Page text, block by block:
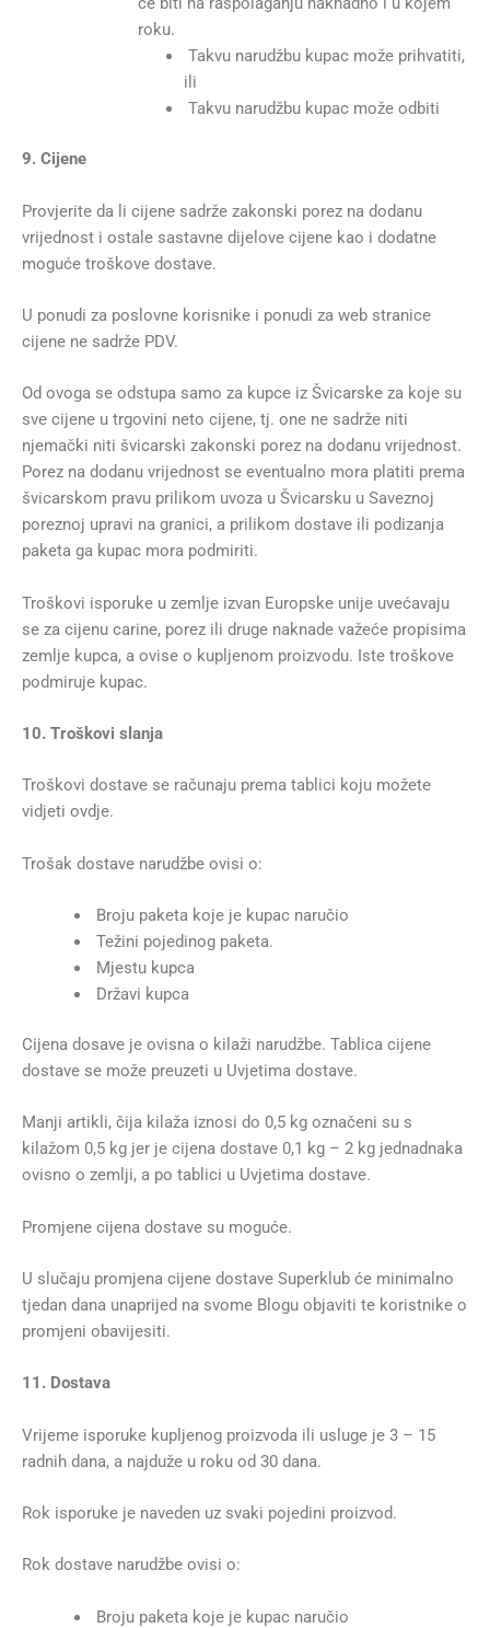
roku.
Takvu narudžbu kupac može prihvatiti,
ili
Takvu narudžbu kupac može odbiti
9. Cijene
Provjerite da li cijene sadrže zakonski porez na dodanu
vrijednost i ostale sastavne dijelove cijene kao i dodatne
moguće troškove dostave.
U ponudi za poslovne korisnike i ponudi za web stranice
cijene ne sadrže PDV.
Od ovoga se odstupa samo za kupce iz Švicarske za koje su
sve cijene u trgovini neto cijene, tj. one ne sadrže niti
njemački niti švicarski zakonski porez na dodanu vrijednost.
Porez na dodanu vrijednost se eventualno mora platiti prema
švicarskom pravu prilikom uvoza u Švicarsku u Saveznoj
poreznoj upravi na granici, a prilikom dostave ili podizanja
paketa ga kupac mora podmiriti.
Troškovi isporuke u zemlje izvan Europske unije uvećavaju
se za cijenu carine, porez ili druge naknade važeće propisima
zemlje kupca, a ovise o kupljenom proizvodu. Iste troškove
podmiruje kupac.
10. Troškovi slanja
Troškovi dostave se računaju prema tablici koju možete
vidjeti ovdje.
Trošak dostave narudžbe ovisi o:
Broju paketa koje je kupac naručio
Težini pojedinog paketa.
Mjestu kupca
Državi kupca
Cijena dosave je ovisna o kilaži narudžbe. Tablica cijene
dostave se može preuzeti u Uvjetima dostave.
Manji artikli, čija kilaža iznosi do 0,5 kg označeni su s
kilažom 0,5 kg jer je cijena dostave 0,1 kg – 2 kg jednadnaka
ovisno o zemlji, a po tablici u Uvjetima dostave.
Promjene cijena dostave su moguće.
U slučaju promjena cijene dostave Superklub će minimalno
tjedan dana unaprijed na svome Blogu objaviti te koristnike o
promjeni obavijesiti.
11. Dostava
Vrijeme isporuke kupljenog proizvoda ili usluge je 3 – 15
radnih dana, a najduže u roku od 30 dana.
Rok isporuke je naveden uz svaki pojedini proizvod.
Rok dostave narudžbe ovisi o:
Broju paketa koje je kupac naručio